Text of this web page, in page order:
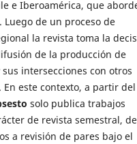
e Iberoamérica, que
de un proceso de
la revista toma la
de la producción de
intersecciones con otros
este contexto, a partir del
solo publica trabajos
de revista semestral, de
a revisión de pares bajo el